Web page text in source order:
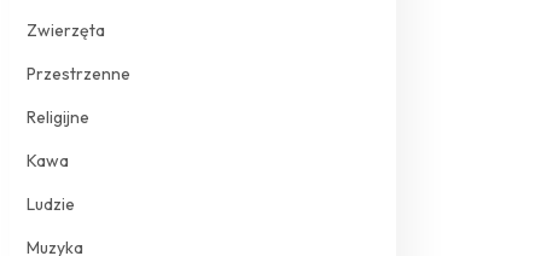
Zwierzęta
Przestrzenne
Religijne
Kawa
Ludzie
Muzyka